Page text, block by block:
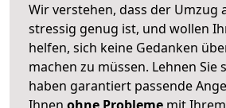
Wir verstehen, dass der Umzug
stressig genug ist, und wollen
helfen, sich keine Gedanken
machen zu müssen. Lehnen Sie
haben garantiert passende